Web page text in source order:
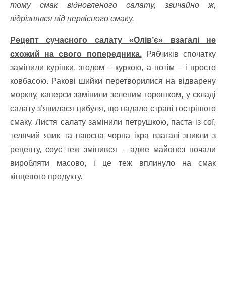
тому смак відновленого салату, звичайно ж,
відрізнявся від первісного смаку.
Рецепт сучасного салату «Олів’є» взагалі не
схожий на свого попередника.Рябчиків спочатку
замінили куріпки, згодом – куркою, а потім – і просто
ковбасою. Ракові шийки перетворилися на відварену
моркву, каперси замінили зеленим горошком, у складі
салату з’явилася цибуля, що надало страві гострішого
смаку. Листя салату замінили петрушкою, паста із сої,
телячий язик та паюсна чорна ікра взагалі зникли з
рецепту, соус теж змінився – адже майонез почали
виробляти масово, і це теж вплинуло на смак
кінцевого продукту.